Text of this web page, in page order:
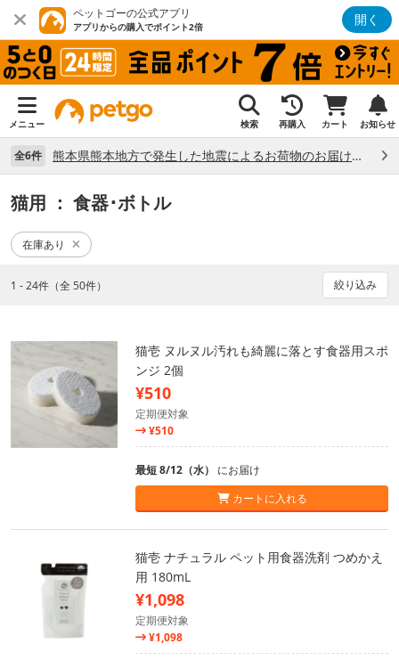
ペットゴーの公式アプリ
アプリからの購入でポイント2倍 開く
メニュー 検索 再購入 カート お知らせ
全6件 熊本県熊本地方で発生した地震によるお荷物のお届け状況について （7/28）
猫用 ： 食器･ボトル
在庫あり
1 - 24件（全 50件） 絞り込み
猫壱 ヌルヌル汚れも綺麗に落とす食器用スポ
ンジ 2個
¥510
定期便対象
¥510
最短 8/12（水） にお届け
カートに入れる
猫壱 ナチュラル ペット用食器洗剤 つめかえ
用 180mL
¥1,098
定期便対象
¥1,098